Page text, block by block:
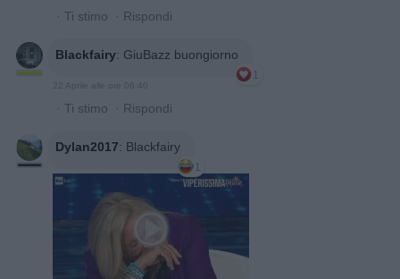
· Ti stimo · Rispondi
Blackfairy: GiuBazz buongiorno
1
22 Aprile alle ore 06:40
· Ti stimo · Rispondi
Dylan2017: Blackfairy
1